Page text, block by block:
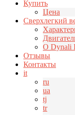
Купить
Цена
Cверхлегкий
О Dynali
Отзывы
Контакты
it
ru
ua
tj
tr